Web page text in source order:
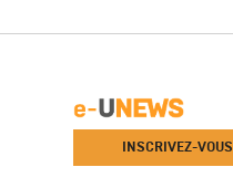
INSCRIVEZ-VOUS